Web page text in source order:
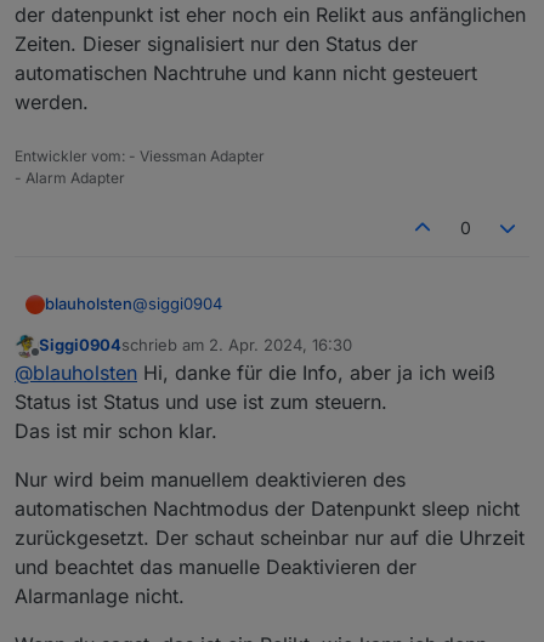
der datenpunkt ist eher noch ein Relikt aus anfänglichen
Zeiten. Dieser signalisiert nur den Status der
automatischen Nachtruhe und kann nicht gesteuert
werden.
Entwickler vom: - Viessman Adapter
- Alarm Adapter
0
blauholsten@siggi0904
Hallo,
der datenpunkt ist eher noch ein Relikt aus
anfänglichen Zeiten. Dieser signalisiert nur den
Status der automatischen Nachtruhe und kann
Offline
Siggi0904schrieb am 2. Apr. 2024, 16:30
zuletzt editiert von
@blauholsten Hi, danke für die Info, aber ja ich weiß
Status ist Status und use ist zum steuern.
Das ist mir schon klar.
Nur wird beim manuellem deaktivieren des
automatischen Nachtmodus der Datenpunkt sleep nicht
zurückgesetzt. Der schaut scheinbar nur auf die Uhrzeit
und beachtet das manuelle Deaktivieren der
Alarmanlage nicht.